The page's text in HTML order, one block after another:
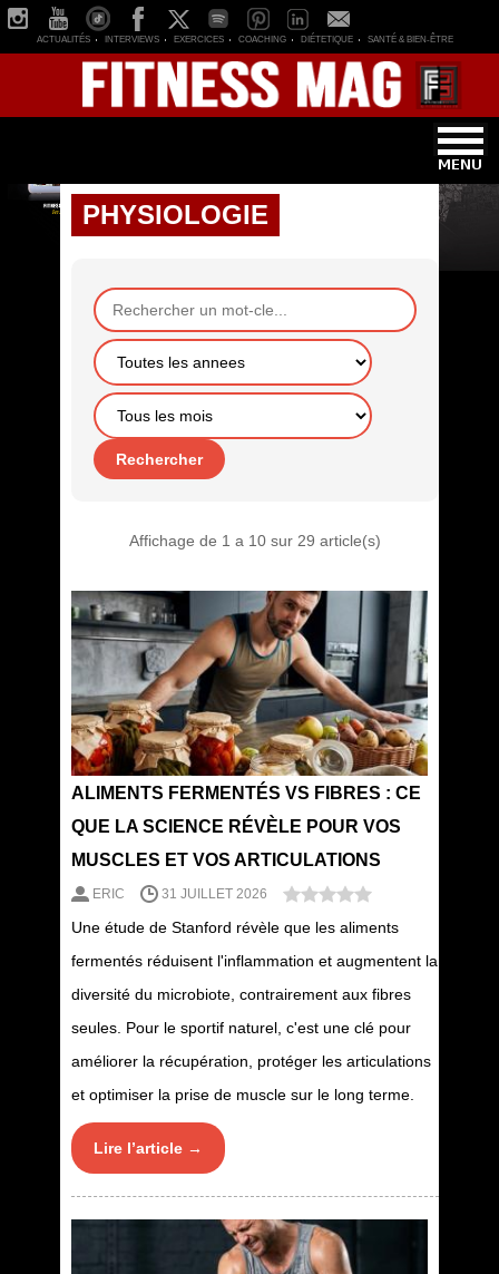
ACTUALITÉS INTERVIEWS EXERCICES COACHING DIÉTETIQUE SANTÉ & BIEN-ÊTRE
PHYSIOLOGIE
Rechercher
Affichage de 1 a 10 sur 29 article(s)
ALIMENTS FERMENTÉS VS FIBRES : CE
QUE LA SCIENCE RÉVÈLE POUR VOS
MUSCLES ET VOS ARTICULATIONS
ERIC 31 JUILLET 2026
Une étude de Stanford révèle que les aliments
fermentés réduisent l'inflammation et augmentent la
diversité du microbiote, contrairement aux fibres
seules. Pour le sportif naturel, c'est une clé pour
améliorer la récupération, protéger les articulations
et optimiser la prise de muscle sur le long terme.
Lire l’article →